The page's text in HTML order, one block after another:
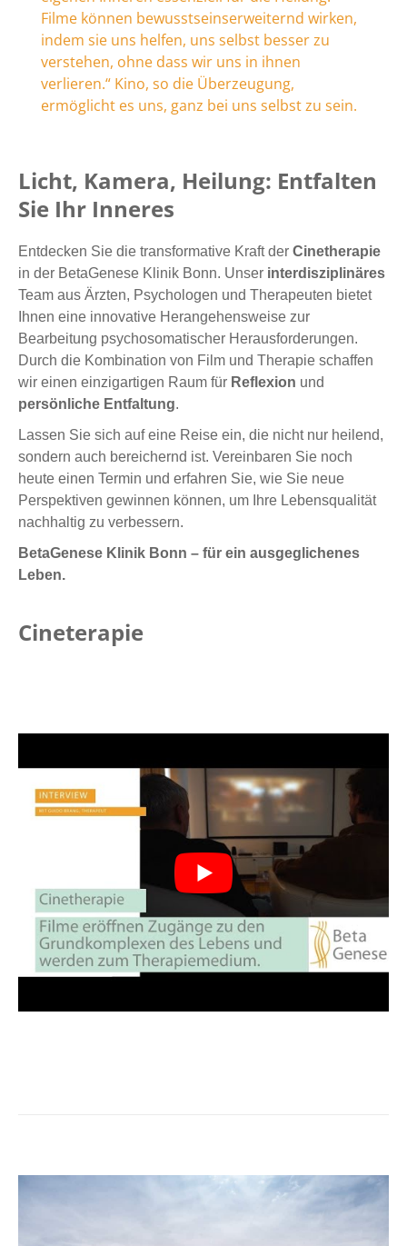
Filme können bewusstseinserweiternd wirken,
indem sie uns helfen, uns selbst besser zu
verstehen, ohne dass wir uns in ihnen
verlieren.“ Kino, so die Überzeugung,
ermöglicht es uns, ganz bei uns selbst zu sein.
Licht, Kamera, Heilung: Entfalten
Sie Ihr Inneres
Entdecken Sie die transformative Kraft der Cinetherapie
in der BetaGenese Klinik Bonn. Unser interdisziplinäres
Team aus Ärzten, Psychologen und Therapeuten bietet
Ihnen eine innovative Herangehensweise zur
Bearbeitung psychosomatischer Herausforderungen.
Durch die Kombination von Film und Therapie schaffen
wir einen einzigartigen Raum für Reflexion und
persönliche Entfaltung.
Lassen Sie sich auf eine Reise ein, die nicht nur heilend,
sondern auch bereichernd ist. Vereinbaren Sie noch
heute einen Termin und erfahren Sie, wie Sie neue
Perspektiven gewinnen können, um Ihre Lebensqualität
nachhaltig zu verbessern.
BetaGenese Klinik Bonn – für ein ausgeglichenes
Leben.
Cineterapie